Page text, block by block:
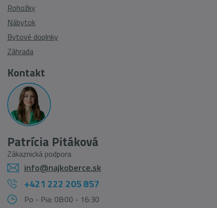
Rohožky
Nábytok
Bytové doplnky
Záhrada
Kontakt
Patrícia Pitáková
Zákaznická podpora
info@najkoberce.sk
+421 222 205 857
Po - Pia: 08:00 - 16:30